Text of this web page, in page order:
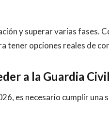
y superar varias fases.
tener opciones reales de
a la Guardia Civil
es necesario cumplir una